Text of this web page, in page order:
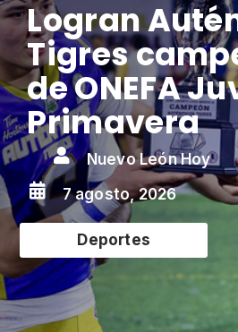
Logran
Tigres
de ONEFA
Primavera
 Nuevo León Hoy
 7 agosto, 2026
Deportes